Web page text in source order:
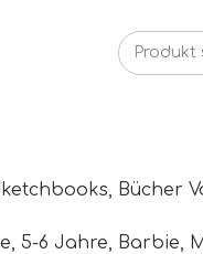
, Bücher
, 5-6 Jahre, Barbie,